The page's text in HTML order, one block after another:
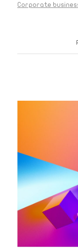
Corporate